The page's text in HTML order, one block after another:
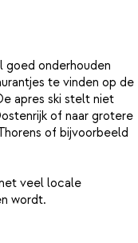
goed onderhouden
te vinden op de
apres ski stelt niet
of naar grotere
of bijvoorbeeld
veel locale